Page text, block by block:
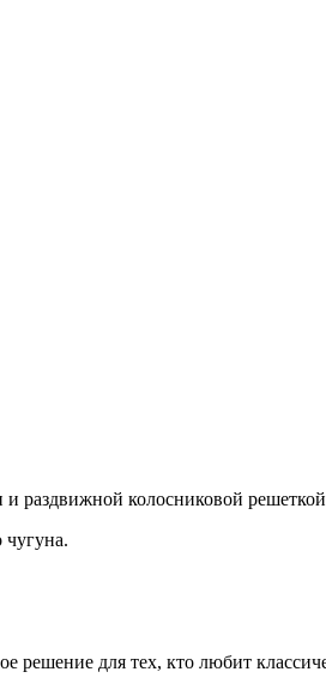
колосниковой решеткой
чугуна.
решение для тех, кто любит